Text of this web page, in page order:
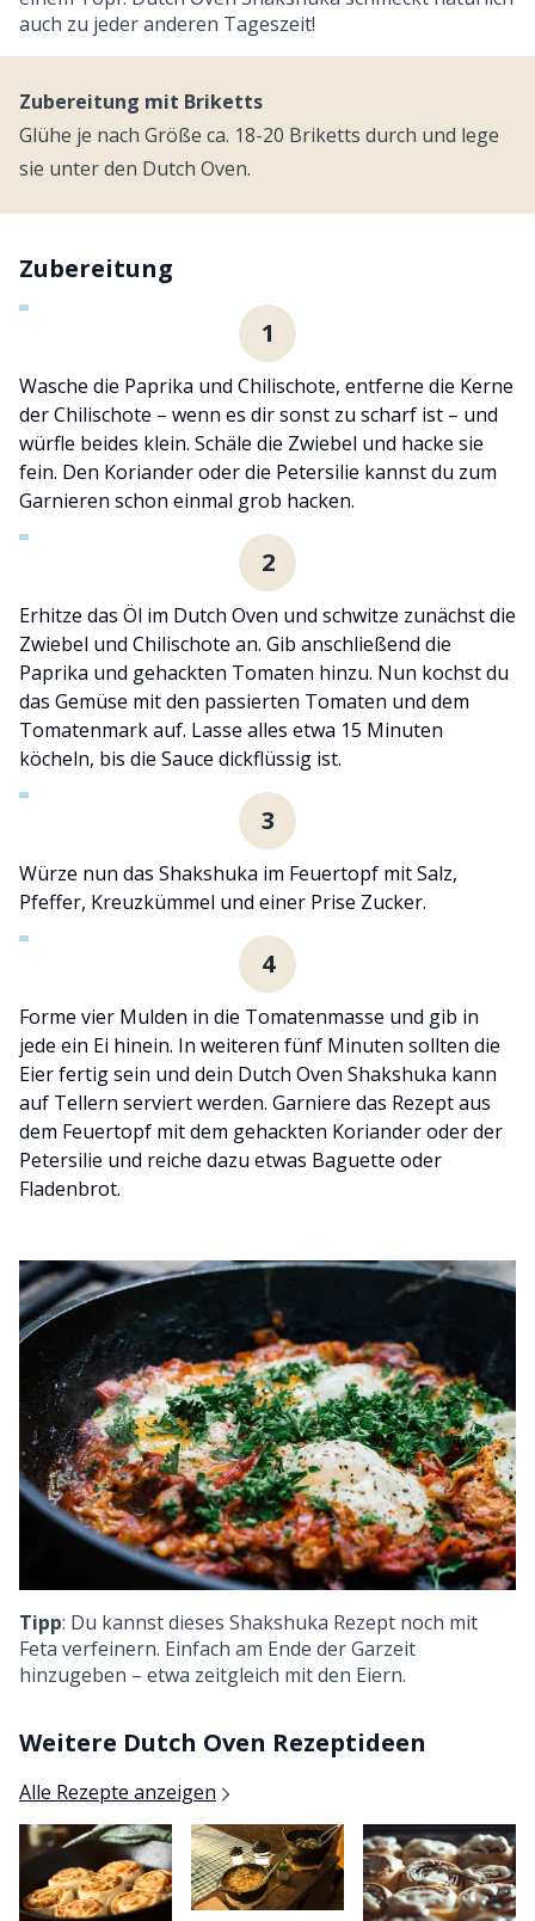
auch zu jeder anderen Tageszeit!
Zubereitung mit Briketts
Glühe je nach Größe ca. 18-20 Briketts durch und lege
sie unter den Dutch Oven.
Zubereitung
1
Wasche die Paprika und Chilischote, entferne die Kerne
der Chilischote – wenn es dir sonst zu scharf ist – und
würfle beides klein. Schäle die Zwiebel und hacke sie
fein. Den Koriander oder die Petersilie kannst du zum
Garnieren schon einmal grob hacken.
2
Erhitze das Öl im Dutch Oven und schwitze zunächst die
Zwiebel und Chilischote an. Gib anschließend die
Paprika und gehackten Tomaten hinzu. Nun kochst du
das Gemüse mit den passierten Tomaten und dem
Tomatenmark auf. Lasse alles etwa 15 Minuten
köcheln, bis die Sauce dickflüssig ist.
3
Würze nun das Shakshuka im Feuertopf mit Salz,
Pfeffer, Kreuzkümmel und einer Prise Zucker.
4
Forme vier Mulden in die Tomatenmasse und gib in
jede ein Ei hinein. In weiteren fünf Minuten sollten die
Eier fertig sein und dein Dutch Oven Shakshuka kann
auf Tellern serviert werden. Garniere das Rezept aus
dem Feuertopf mit dem gehackten Koriander oder der
Petersilie und reiche dazu etwas Baguette oder
Fladenbrot.
Tipp: Du kannst dieses Shakshuka Rezept noch mit
Feta verfeinern. Einfach am Ende der Garzeit
hinzugeben – etwa zeitgleich mit den Eiern.
Weitere Dutch Oven Rezeptideen
Alle Rezepte anzeigen